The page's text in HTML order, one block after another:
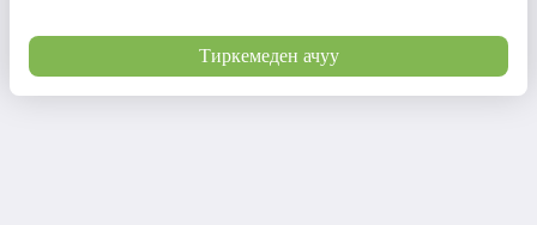
Тиркемеден ачуу